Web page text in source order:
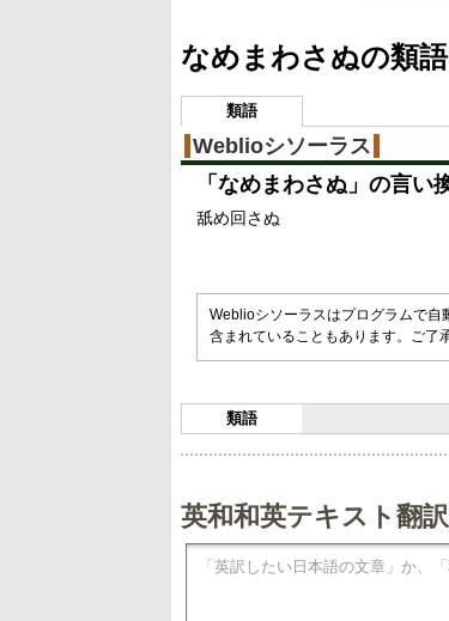
なめまわさぬの類
類語
Weblioシソーラス
「 なめまわさぬ 」の言い
舐め回さぬ
Weblioシソーラスはプログラムで自
含まれていることもあります。ご了
類語
英和和英テキスト翻訳